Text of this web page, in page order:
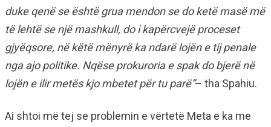
duke qenë se është grua mendon se do ketë masë më
të lehtë se një mashkull, do i kapërcvejë proceset
gjyëqsore, në këtë mënyrë ka ndarë lojën e tij penale
nga ajo politike. Nqëse prokuroria e spak do bjerë në
lojën e ilir metës kjo mbetet për tu parë”– tha Spahiu.
Ai shtoi më tej se problemin e vërtetë Meta e ka me